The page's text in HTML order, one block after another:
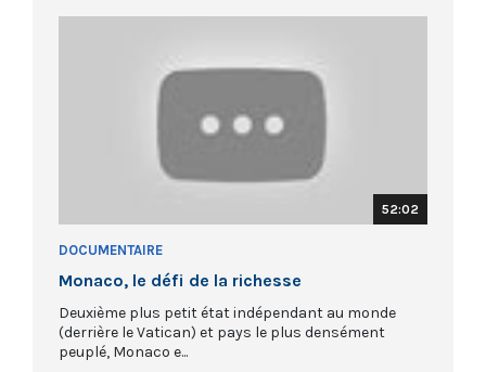
52:02
DOCUMENTAIRE
Monaco, le défi de la richesse
Deuxième plus petit état indépendant au monde
(derrière le Vatican) et pays le plus densément
peuplé, Monaco e...